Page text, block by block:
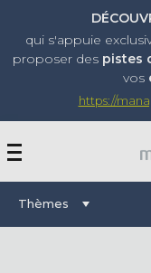
qui s'appuie
proposer des pistes
vos
https://
Thèmes